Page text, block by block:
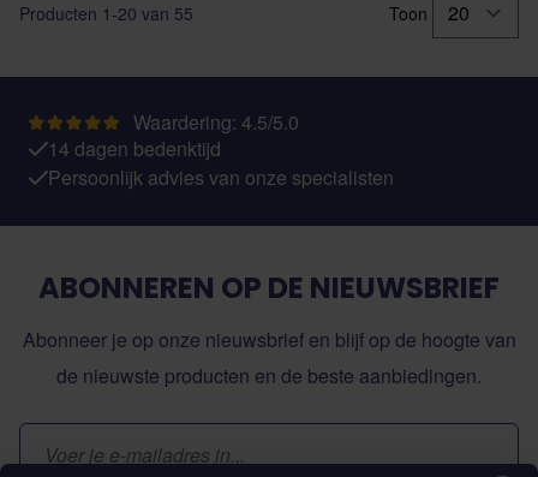
Producten 1 -20 van 55 Toon
Waardering: 4.5/5.0
14 dagen bedenktijd
Persoonlijk advies van onze specialisten
ABONNEREN OP DE NIEUWSBRIEF
Abonneer je op onze nieuwsbrief en blijf op de hoogte van
de nieuwste producten en de beste aanbiedingen.
E-mailadres